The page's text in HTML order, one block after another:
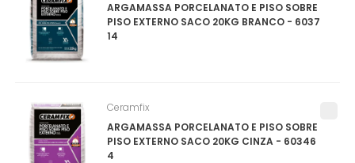
ARGAMASSA PORCELANATO E PISO SOBRE
PISO EXTERNO SACO 20KG BRANCO - 6037
14
ARGAMASSA PORCELANATO E PISO SOBRE
PISO EXTERNO SACO 20KG CINZA - 60346
4
Ceramfix